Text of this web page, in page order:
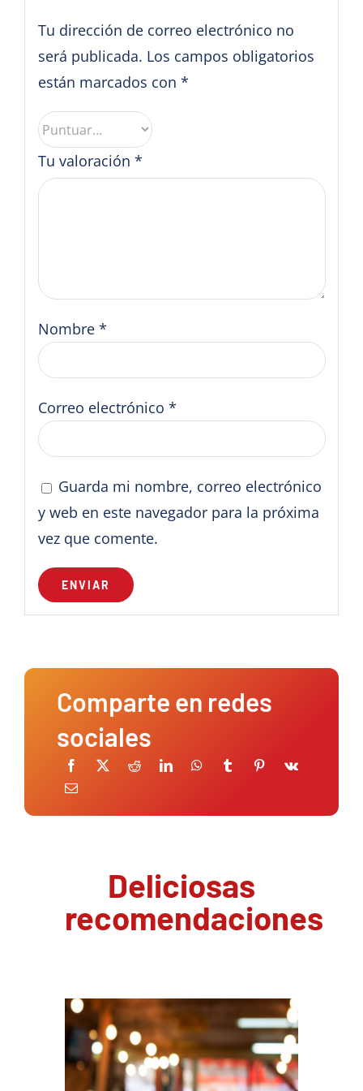
Tu dirección de correo electrónico no
será publicada. Los campos obligatorios
están marcados con *
Tu valoración *
Nombre *
Correo electrónico *
Guarda mi nombre, correo electrónico
y web en este navegador para la próxima
vez que comente.
Comparte en redes
sociales
Deliciosas
recomendaciones